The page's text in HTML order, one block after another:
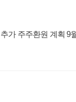
가 주주환원 계획 9